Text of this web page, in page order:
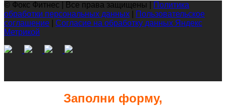
© Фокс Фитнес | Все права защищены |
Политика
обработки персональных данных
Пользовательское
соглашение
Согласие на обработку данных Яндекс
Метрикой
Заполни форму,